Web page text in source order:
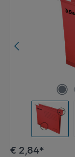
€ 2,84*